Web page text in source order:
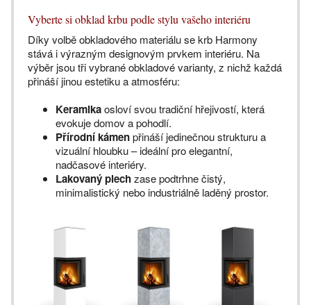
Vyberte si obklad krbu podle stylu vašeho interiéru
Díky volbě obkladového materiálu se krb Harmony
stává i výrazným designovým prvkem interiéru. Na
výběr jsou tři vybrané obkladové varianty, z nichž každá
přináší jinou estetiku a atmosféru:
Keramikaosloví svou tradiční hřejivostí, která
evokuje domov a pohodlí.
Přírodní kámenpřináší jedinečnou strukturu a
vizuální hloubku – ideální pro elegantní,
nadčasové interiéry.
Lakovaný plechzase podtrhne čistý,
minimalistický nebo industriálně laděný prostor.